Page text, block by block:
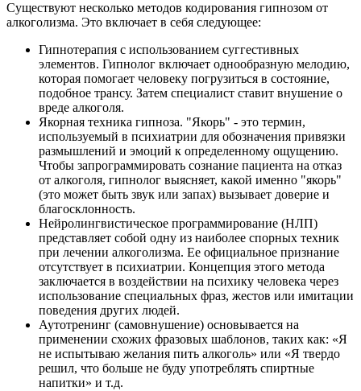
Существуют несколько методов кодирования гипнозом от
алкоголизма. Это включает в себя следующее:
Гипнотерапия с использованием суггестивных
элементов. Гипнолог включает однообразную мелодию,
которая помогает человеку погрузиться в состояние,
подобное трансу. Затем специалист ставит внушение о
вреде алкоголя.
Якорная техника гипноза. "Якорь" - это термин,
используемый в психиатрии для обозначения привязки
размышлений и эмоций к определенному ощущению.
Чтобы запрограммировать сознание пациента на отказ
от алкоголя, гипнолог выясняет, какой именно "якорь"
(это может быть звук или запах) вызывает доверие и
благосклонность.
Нейролингвистическое программирование (НЛП)
представляет собой одну из наиболее спорных техник
при лечении алкоголизма. Ее официальное признание
отсутствует в психиатрии. Концепция этого метода
заключается в воздействии на психику человека через
использование специальных фраз, жестов или имитации
поведения других людей.
Аутотренинг (самовнушение) основывается на
применении схожих фразовых шаблонов, таких как: «Я
не испытываю желания пить алкоголь» или «Я твердо
решил, что больше не буду употреблять спиртные
напитки» и т.д.